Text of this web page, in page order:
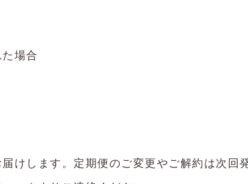
場合
けします。定期便のご変更やご解約は次回